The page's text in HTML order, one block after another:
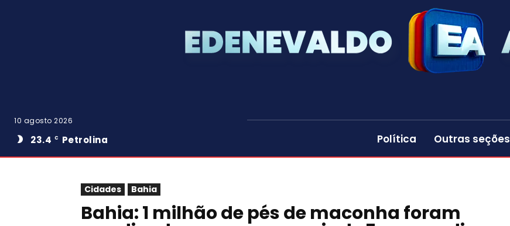
10 agosto 2026
23.4 C Petrolina Política Outras seções
Cidades Bahia
Bahia: 1 milhão de pés de maconha foram